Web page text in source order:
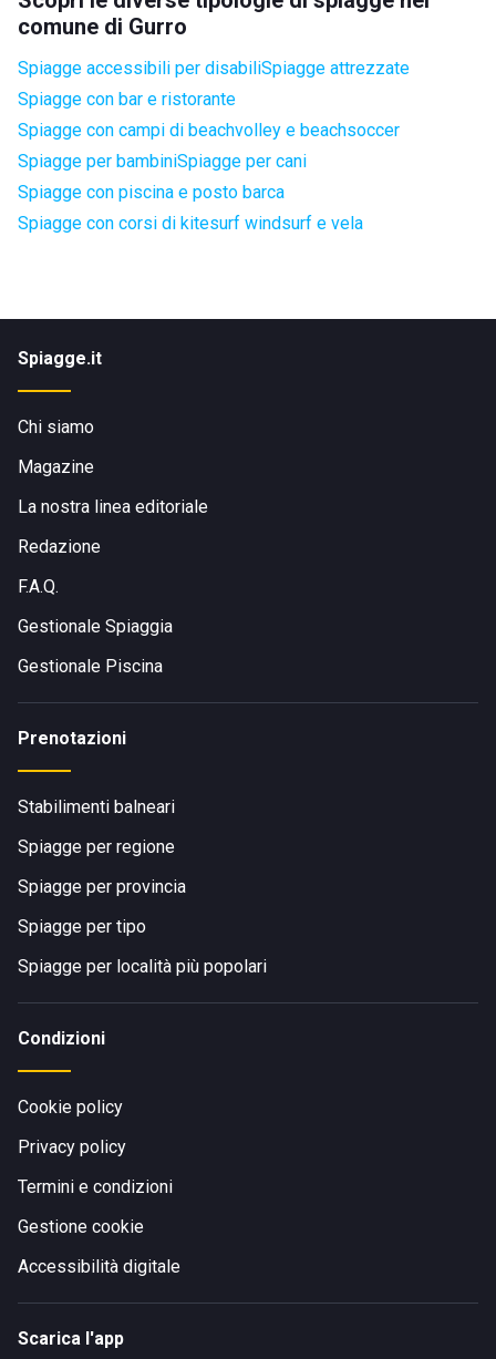
comune di Gurro
Spiagge accessibili per disabiliSpiagge attrezzate
Spiagge con bar e ristorante
Spiagge con campi di beachvolley e beachsoccer
Spiagge per bambiniSpiagge per cani
Spiagge con piscina e posto barca
Spiagge con corsi di kitesurf windsurf e vela
Spiagge.it
Chi siamo
Magazine
La nostra linea editoriale
Redazione
F.A.Q.
Gestionale Spiaggia
Gestionale Piscina
Prenotazioni
Stabilimenti balneari
Spiagge per regione
Spiagge per provincia
Spiagge per tipo
Spiagge per località più popolari
Condizioni
Cookie policy
Privacy policy
Termini e condizioni
Gestione cookie
Accessibilità digitale
Scarica l'app